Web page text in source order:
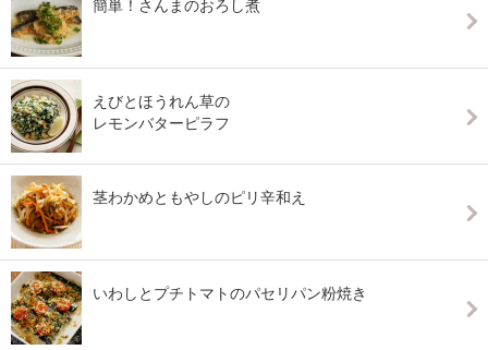
簡単！さんまのおろし煮
えびとほうれん草の
レモンバターピラフ
茎わかめともやしのピリ辛和え
いわしとプチトマトのパセリパン粉焼き